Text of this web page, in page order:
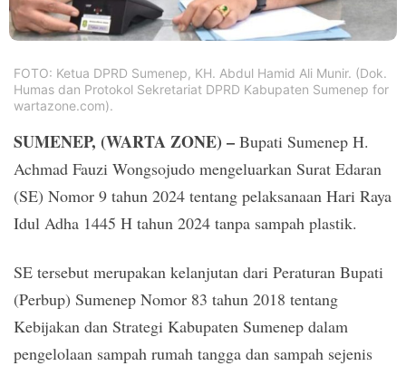
FOTO: Ketua DPRD Sumenep, KH. Abdul Hamid Ali Munir. (Dok.
Humas dan Protokol Sekretariat DPRD Kabupaten Sumenep for
wartazone.com).
SUMENEP, (WARTA ZONE) – Bupati Sumenep H.
Achmad Fauzi Wongsojudo mengeluarkan Surat Edaran
(SE) Nomor 9 tahun 2024 tentang pelaksanaan Hari Raya
Idul Adha 1445 H tahun 2024 tanpa sampah plastik.
SE tersebut merupakan kelanjutan dari Peraturan Bupati
(Perbup) Sumenep Nomor 83 tahun 2018 tentang
Kebijakan dan Strategi Kabupaten Sumenep dalam
pengelolaan sampah rumah tangga dan sampah sejenis